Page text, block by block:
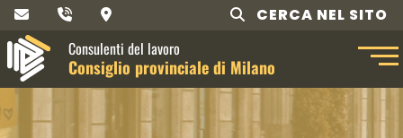
CERCA NEL SITO
Consulenti del lavoro
Consiglio provinciale di Milano